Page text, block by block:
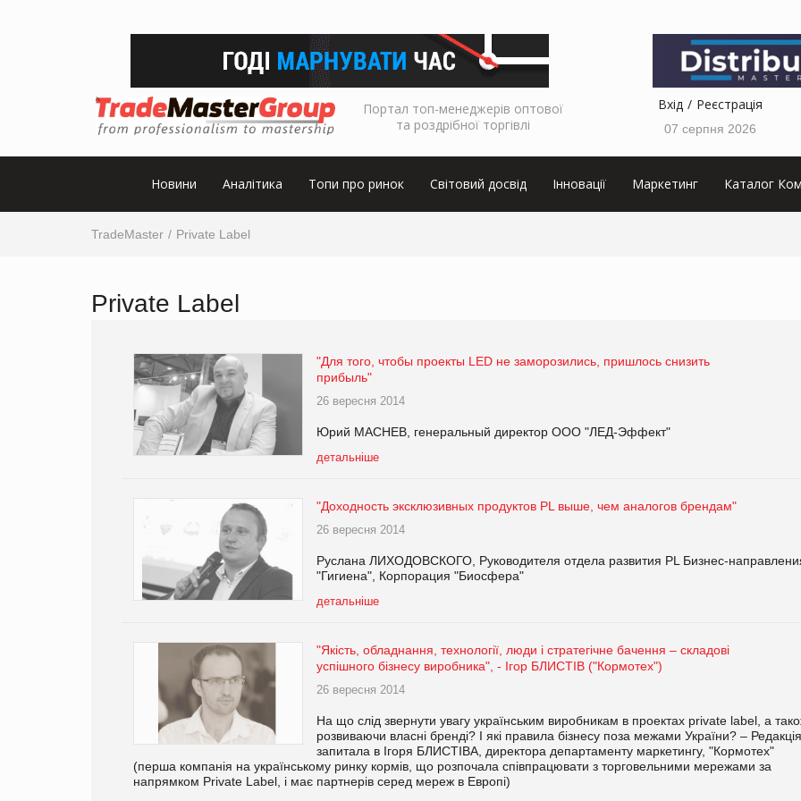
Портал топ-менеджерів оптової
та роздрібної торгівлі
Вхід Реєстрація
07 серпня 2026
Новини Аналітика Топи про ринок Світовий досвід Інновації Маркетинг Каталог
TradeMaster Private Label
Private Label
"Для того, чтобы проекты LED не заморозились, пришлось снизить
прибыль"
26 вересня 2014
Юрий МАСНЕВ, генеральный директор ООО "ЛЕД-Эффект"
детальніше
"Доходность эксклюзивных продуктов PL выше, чем аналогов брендам"
26 вересня 2014
Руслана ЛИХОДОВСКОГО, Руководителя отдела развития PL Бизнес-
"Гигиена", Корпорация "Биосфера"
детальніше
"Якість, обладнання, технології, люди і стратегічне бачення – складові
успішного бізнесу виробника", - Ігор БЛИСТІВ ("Кормотех")
26 вересня 2014
На що слід звернути увагу українським виробникам в проектах private label, а
розвиваючи власні бренді? І які правила бізнесу поза межами України? – Редакція
запитала в Ігоря БЛИСТІВА, директора департаменту маркетингу, "Кормотех"
(перша компанія на українському ринку кормів, що розпочала співпрацювати з торговельними мережами за
напрямком Private Label, і має партнерів серед мереж в Европі)